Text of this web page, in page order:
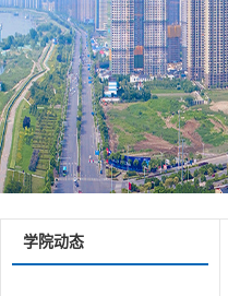
学院动态